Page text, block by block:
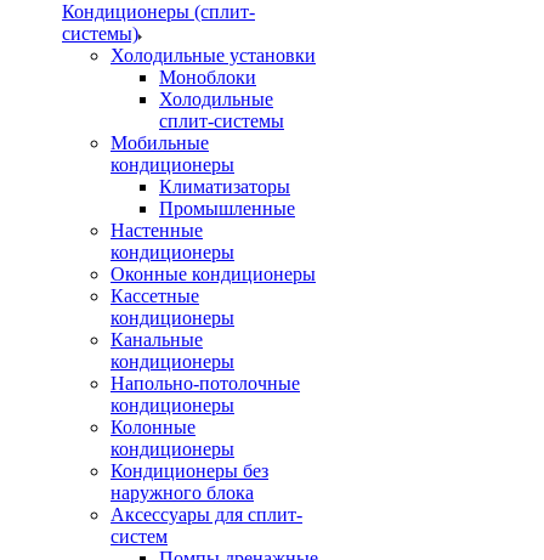
Кондиционеры (сплит-
системы)
Холодильные установки
Моноблоки
Холодильные
сплит-системы
Мобильные
кондиционеры
Климатизаторы
Промышленные
Настенные
кондиционеры
Оконные кондиционеры
Кассетные
кондиционеры
Канальные
кондиционеры
Напольно-потолочные
кондиционеры
Колонные
кондиционеры
Кондиционеры без
наружного блока
Аксессуары для сплит-
систем